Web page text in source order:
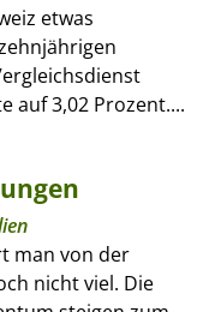
etwas
auf 3,02 Prozent....
man von der
nicht viel. Die